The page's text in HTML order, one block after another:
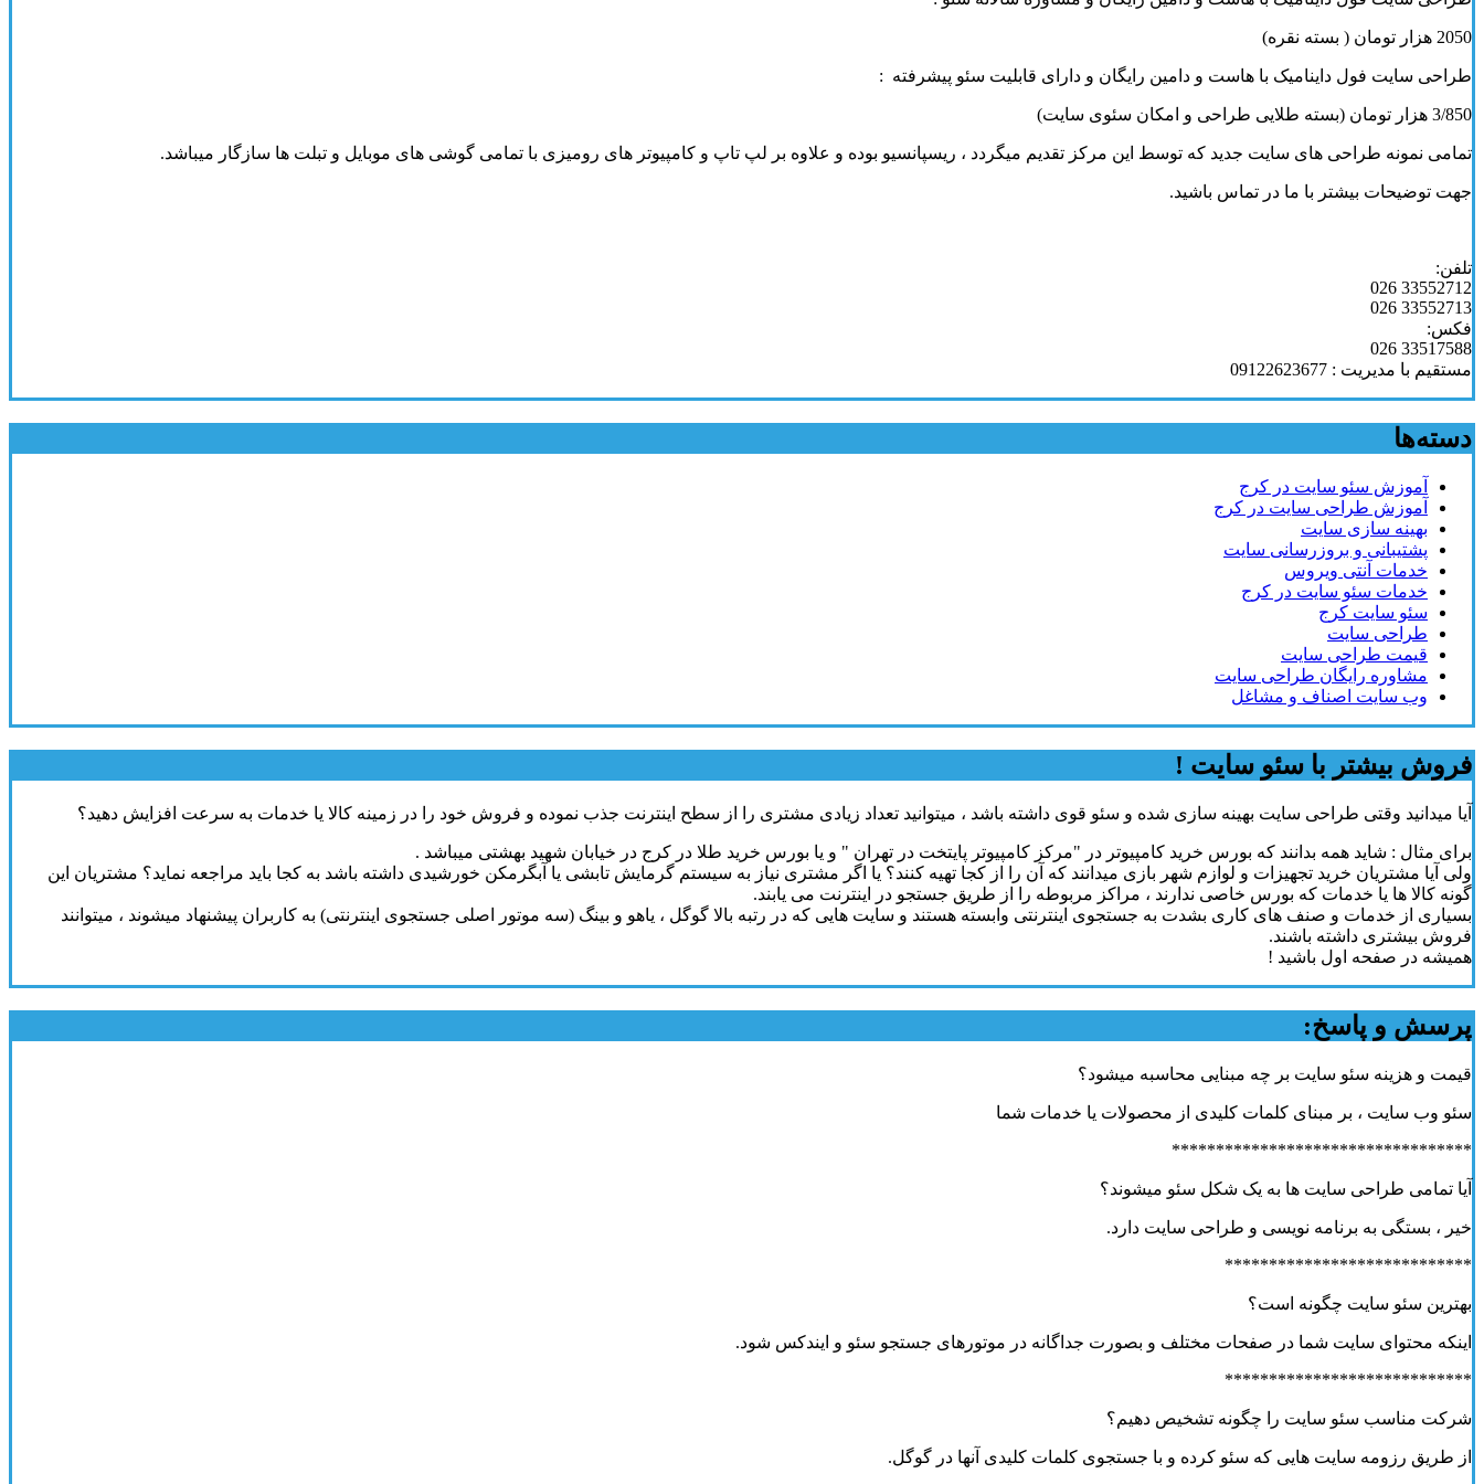
2050 هزار تومان ( بسته نقره)
طراحی سایت فول داینامیک با هاست و دامین رایگان و دارای قابلیت سئو پیشرفته :
3/850 هزار تومان (بسته طلایی طراحی و امکان سئوی سایت)
تمامی نمونه طراحی های سایت جدید که توسط این مرکز تقدیم میگردد ، ریسپانسیو بوده و علاوه بر لپ تاپ و کامپیوتر های رومیزی با تمامی گوشی های موبایل و تبلت ها سازگار میباشد.
جهت توضیحات بیشتر با ما در تماس باشید.
تلفن:
33552712 026
33552713 026
فکس:
33517588 026
مستقیم با مدیریت : 09122623677
دسته‌ها
آموزش سئو سایت در کرج
آموزش طراحی سایت در کرج
بهینه سازی سایت
پشتیبانی و بروزرسانی سایت
خدمات آنتی ویروس
خدمات سئو سایت در کرج
سئو سایت کرج
طراحی سایت
قیمت طراحی سایت
مشاوره رایگان طراحی سایت
وب سایت اصناف و مشاغل
فروش بیشتر با سئو سایت !
آیا میدانید وقتی طراحی سایت بهینه سازی شده و سئو قوی داشته باشد ، میتوانید تعداد زیادی مشتری را از سطح اینترنت جذب نموده و فروش خود را در زمینه کالا یا خدمات به سرعت افزایش دهید؟
برای مثال : شاید همه بدانند که بورس خرید کامپیوتر در "مرکز کامپیوتر پایتخت در تهران " و یا بورس خرید طلا در کرج در خیابان شهید بهشتی میباشد .
ولی آیا مشتریان خرید تجهیزات و لوازم شهر بازی میدانند که آن را از کجا تهیه کنند؟ یا اگر مشتری نیاز به سیستم گرمایش تابشی یا آبگرمکن خورشیدی داشته باشد به کجا باید مراجعه نماید؟ مشتریان این
گونه کالا ها یا خدمات که بورس خاصی ندارند ، مراکز مربوطه را از طریق جستجو در اینترنت می یابند.
بسیاری از خدمات و صنف های کاری بشدت به جستجوی اینترنتی وابسته هستند و سایت هایی که در رتبه بالا گوگل ، یاهو و بینگ (سه موتور اصلی جستجوی اینترنتی) به کاربران پیشنهاد میشوند ، میتوانند
فروش بیشتری داشته باشند.
همیشه در صفحه اول باشید !
پرسش و پاسخ:
قیمت و هزینه سئو سایت بر چه مبنایی محاسبه میشود؟
سئو وب سایت ، بر مبنای کلمات کلیدی از محصولات یا خدمات شما
**********************************
آیا تمامی طراحی سایت ها به یک شکل سئو میشوند؟
خیر ، بستگی به برنامه نویسی و طراحی سایت دارد.
****************************
بهترین سئو سایت چگونه است؟
اینکه محتوای سایت شما در صفحات مختلف و بصورت جداگانه در موتورهای جستجو سئو و ایندکس شود.
****************************
شرکت مناسب سئو سایت را چگونه تشخیص دهیم؟
از طریق رزومه سایت هایی که سئو کرده و با جستجوی کلمات کلیدی آنها در گوگل.